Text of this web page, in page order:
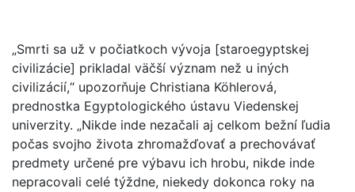
„Smrti sa už v počiatkoch vývoja [staroegyptskej
civilizácie] prikladal väčší význam než u iných
civilizácií,“ upozorňuje Christiana Köhlerová,
prednostka Egyptologického ústavu Viedenskej
univerzity. „Nikde inde nezačali aj celkom bežní ľudia
počas svojho života zhromažďovať a prechovávať
predmety určené pre výbavu ich hrobu, nikde inde
nepracovali celé týždne, niekedy dokonca roky na